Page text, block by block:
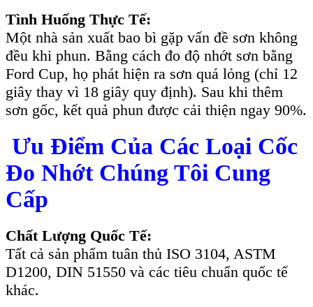
Tình Huống Thực Tế:
Một nhà sản xuất bao bì gặp vấn đề sơn không
đều khi phun. Bằng cách đo độ nhớt sơn bằng
Ford Cup, họ phát hiện ra sơn quá lỏng (chỉ 12
giây thay vì 18 giây quy định). Sau khi thêm
sơn gốc, kết quả phun được cải thiện ngay 90%.
Ưu Điểm Của Các Loại Cốc
Đo Nhớt Chúng Tôi Cung
Cấp
Chất Lượng Quốc Tế:
Tất cả sản phẩm tuân thủ ISO 3104, ASTM
D1200, DIN 51550 và các tiêu chuẩn quốc tế
khác.